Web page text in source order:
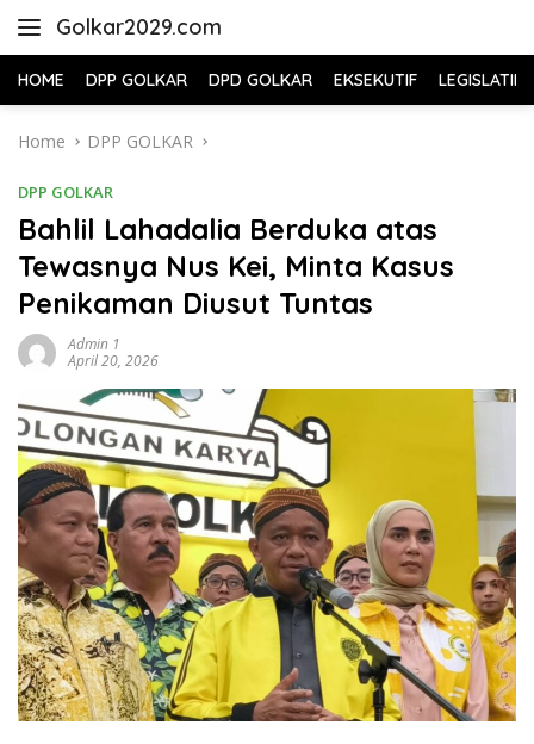
Golkar2029.com
HOME DPP GOLKAR DPD GOLKAR EKSEKUTIF LEGISLATIF
Home DPP GOLKAR
DPP GOLKAR
Bahlil Lahadalia Berduka atas
Tewasnya Nus Kei, Minta Kasus
Penikaman Diusut Tuntas
Admin 1
April 20, 2026